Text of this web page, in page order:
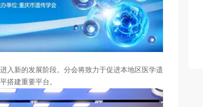
入新的发展阶段。分会将致力于促进本地区医学遗
搭建重要平台。